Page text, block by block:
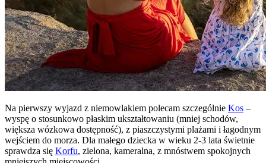
Na pierwszy wyjazd z niemowlakiem polecam szczególnie Kos –
wyspę o stosunkowo płaskim ukształtowaniu (mniej schodów,
większa wózkowa dostępność), z piaszczystymi plażami i łagodnym
wejściem do morza. Dla małego dziecka w wieku 2-3 lata świetnie
sprawdza się Korfu, zielona, kameralna, z mnóstwem spokojnych